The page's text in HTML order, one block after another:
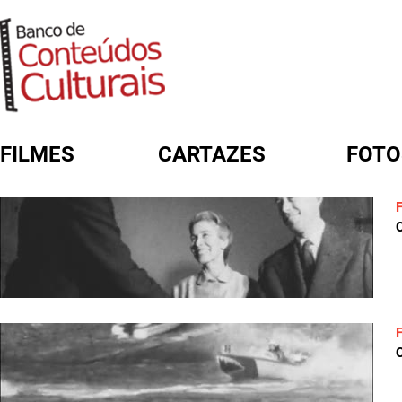
FILMES CARTAZES
FORMULÁRIO DE BUSCA